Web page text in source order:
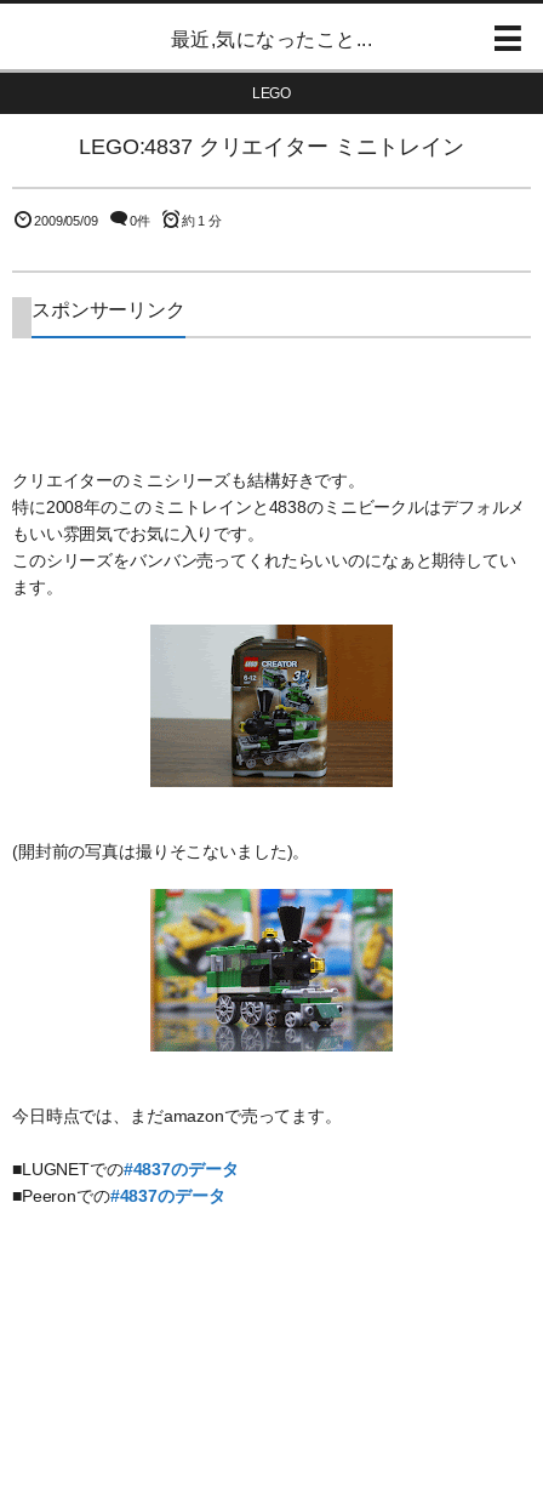
最近,気になったこと...
LEGO
LEGO:4837 クリエイター ミニトレイン
2009/05/09 0件 約 1 分
スポンサーリンク
クリエイターのミニシリーズも結構好きです。
特に2008年のこのミニトレインと4838のミニビークルはデフォルメ
もいい雰囲気でお気に入りです。
このシリーズをバンバン売ってくれたらいいのになぁと期待してい
ます。
(開封前の写真は撮りそこないました)。
今日時点では、まだamazonで売ってます。
■LUGNETでの#4837のデータ
■Peeronでの#4837のデータ